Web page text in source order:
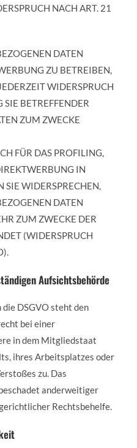
NACH ART. 21
DATEN
ZU BETREIBEN,
WIDERSPRUCH
BETREFFENDER
ZUM ZWECKE
FÜR DAS PROFILING,
IN
SIE WIDERSPRECHEN,
DATEN
ZUM ZWECKE DER
(WIDERSPRUCH
Aufsichtsbehörde
DSGVO steht den
bei einer
in dem Mitgliedstaat
ihres Arbeitsplatzes oder
zu. Das
anderweitiger
Rechtsbehelfe.